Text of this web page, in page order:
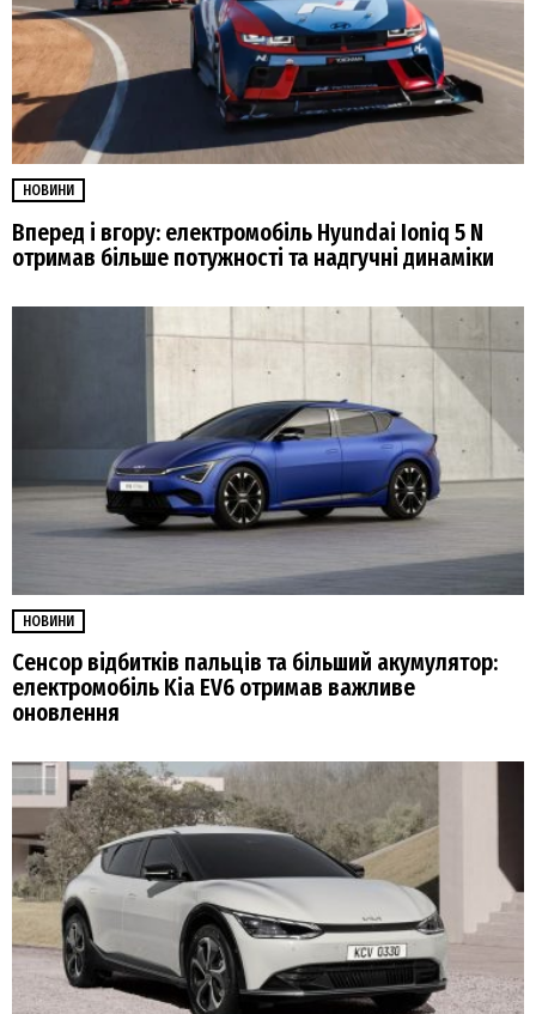
НОВИНИ
Вперед і вгору: електромобіль Hyundai Ioniq 5 N
отримав більше потужності та надгучні динаміки
НОВИНИ
Сенсор відбитків пальців та більший акумулятор:
електромобіль Kia EV6 отримав важливе
оновлення